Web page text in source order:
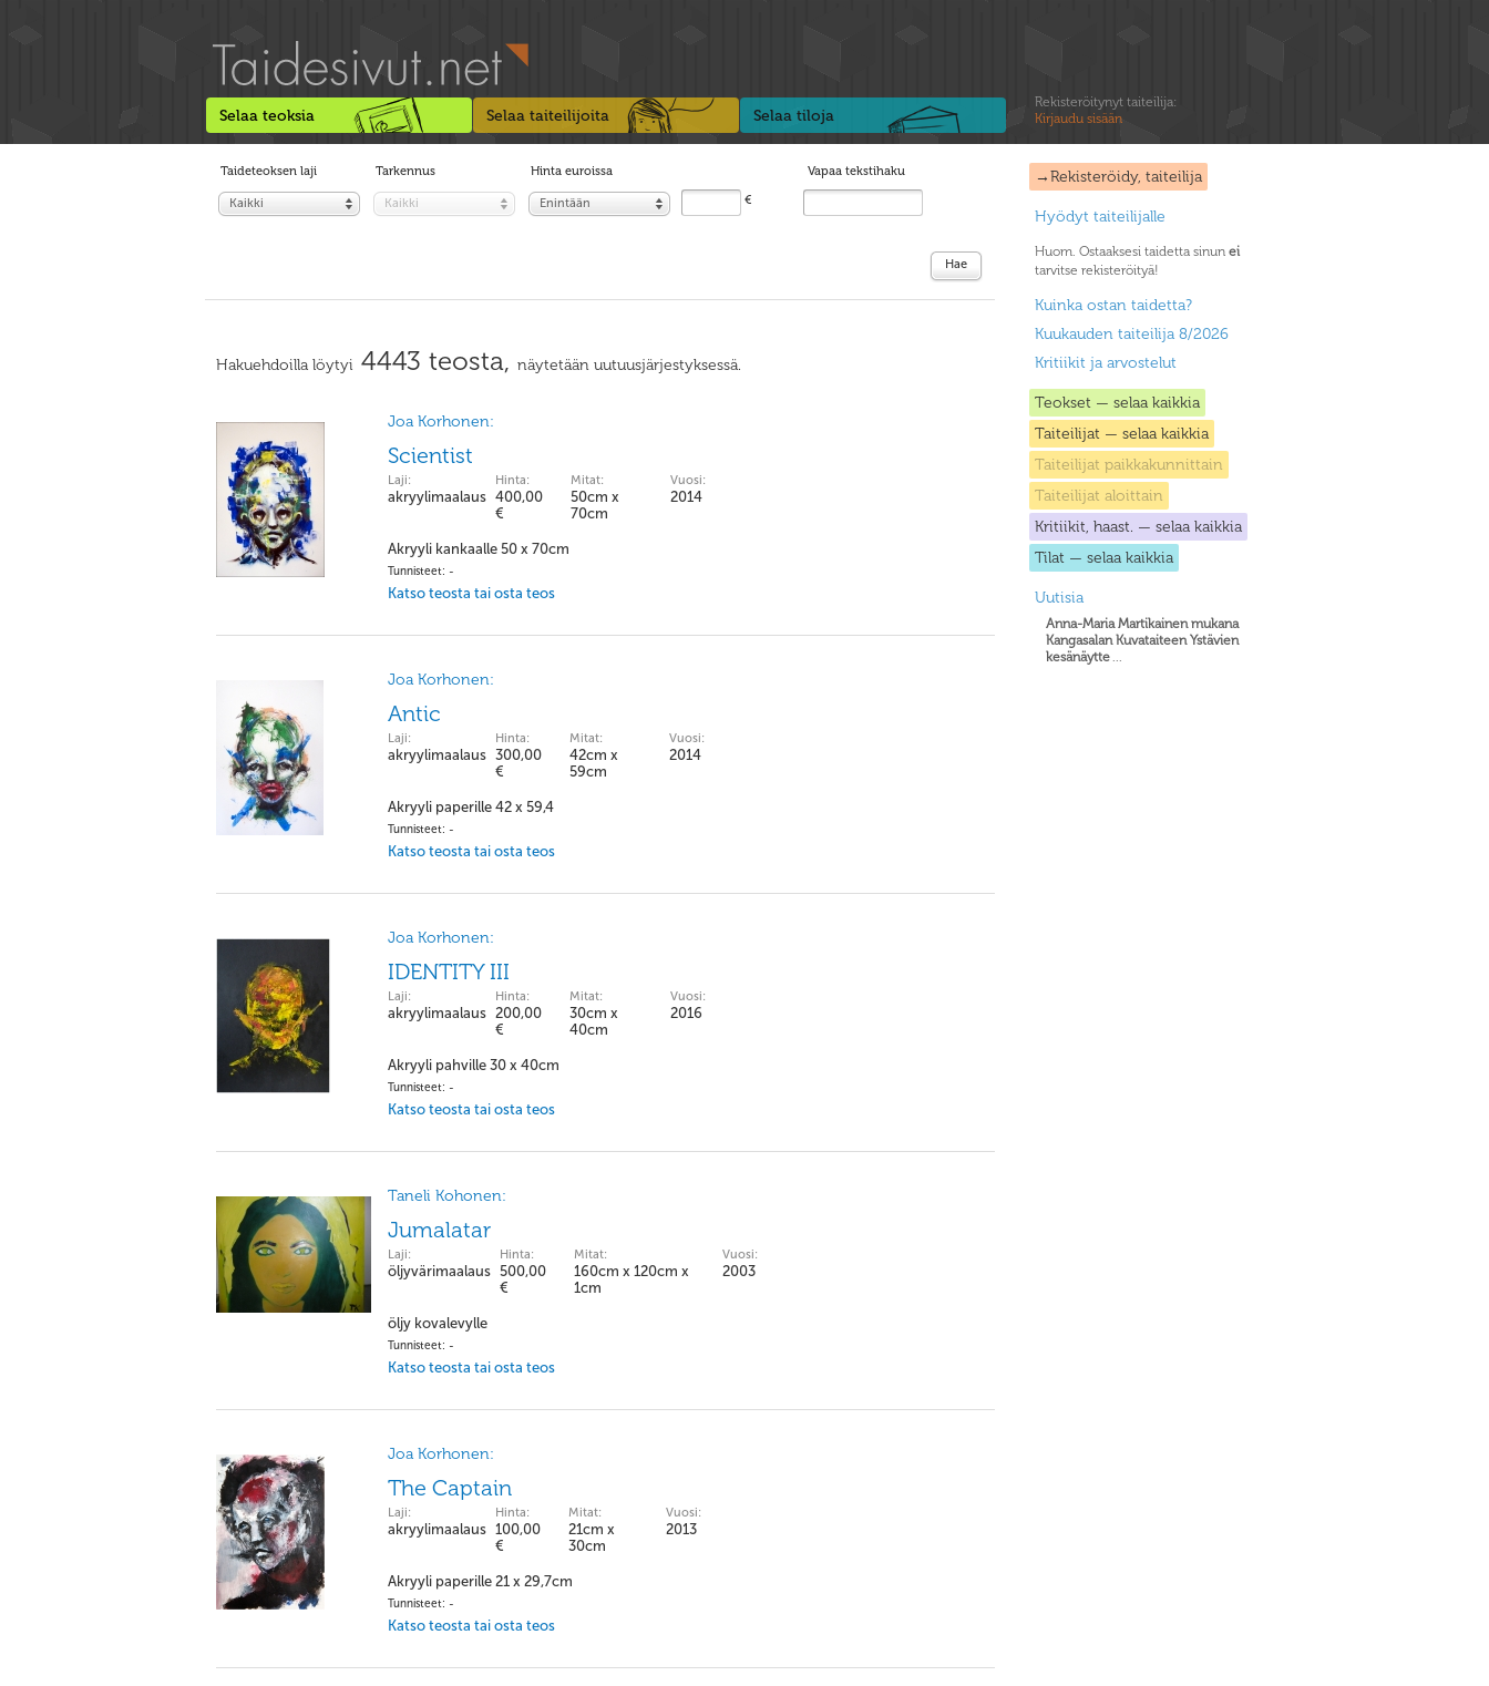
Selaa teoksia Selaa taiteilijoita Selaa tiloja
Rekisteröitynyt taiteilija:
Kirjaudu sisään
→Rekisteröidy, taiteilija
Hyödyt taiteilijalle
Huom. Ostaaksesi taidetta sinun ei
tarvitse rekisteröityä!
Kuinka ostan taidetta?
Kuukauden taiteilija 8/2026
Kritiikit ja arvostelut
Teokset — selaa kaikkia
Taiteilijat — selaa kaikkia
Taiteilijat paikkakunnittain
Taiteilijat aloittain
Kritiikit, haast. — selaa kaikkia
Tilat — selaa kaikkia
Uutisia
Anna-Maria Martikainen mukana
Kangasalan Kuvataiteen Ystävien
kesänäytte...
Taideteoksen laji
Kaikki
Tarkennus
Kaikki
Hinta euroissa
Enintään €
Vapaa tekstihaku
Hae
Hakuehdoilla löytyi 4443 teosta, näytetään uutuusjärjestyksessä.
Joa Korhonen:
Scientist
Laji:
akryylimaalaus
Hinta:
400,00
€
Mitat:
50cm x
70cm
Vuosi:
2014
Akryyli kankaalle 50 x 70cm
Tunnisteet: -
Katso teosta tai osta teos
Joa Korhonen:
Antic
Laji:
akryylimaalaus
Hinta:
300,00
€
Mitat:
42cm x
59cm
Vuosi:
2014
Akryyli paperille 42 x 59,4
Tunnisteet: -
Katso teosta tai osta teos
Joa Korhonen:
IDENTITY III
Laji:
akryylimaalaus
Hinta:
200,00
€
Mitat:
30cm x
40cm
Vuosi:
2016
Akryyli pahville 30 x 40cm
Tunnisteet: -
Katso teosta tai osta teos
Taneli Kohonen:
Jumalatar
Laji:
öljyvärimaalaus
Hinta:
500,00
€
Mitat:
160cm x 120cm x
1cm
Vuosi:
2003
öljy kovalevylle
Tunnisteet: -
Katso teosta tai osta teos
Joa Korhonen:
The Captain
Laji:
akryylimaalaus
Hinta:
100,00
€
Mitat:
21cm x
30cm
Vuosi:
2013
Akryyli paperille 21 x 29,7cm
Tunnisteet: -
Katso teosta tai osta teos